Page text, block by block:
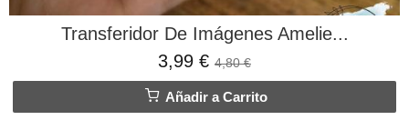
Transferidor De Imágenes Amelie...
3,99 € 4,80 €
Añadir a Carrito